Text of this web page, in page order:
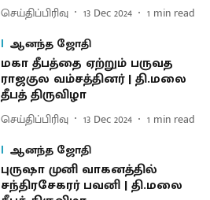
செய்திப்பிரிவு 13 Dec 2024 1 min read
ஆனந்த ஜோதி
மகா தீபத்தை ஏற்றும் பருவத
ராஜகுல வம்சத்தினர் | தி.மலை
தீபத் திருவிழா
செய்திப்பிரிவு 13 Dec 2024 1 min read
ஆனந்த ஜோதி
புருஷா முனி வாகனத்தில்
சந்திரசேகரர் பவனி | தி.மலை